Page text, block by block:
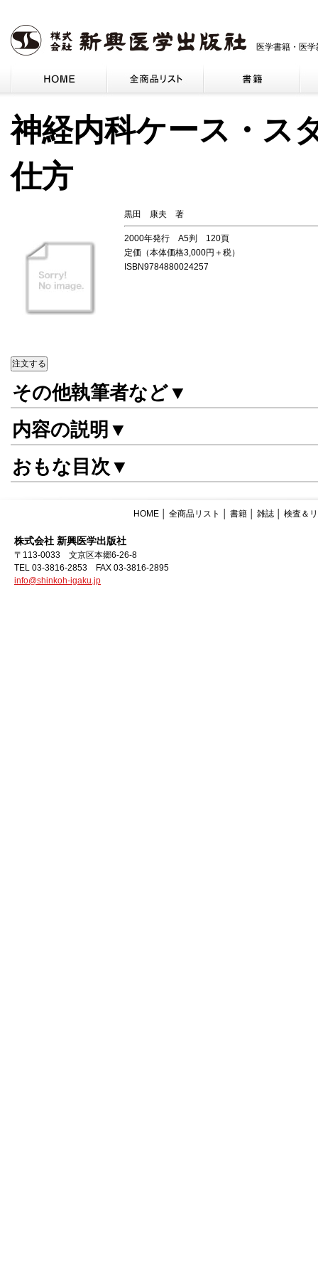
医学書籍・医
神経内科ケース・ス
仕方
黒田 康夫 著
2000年発行 A5判 120頁
定価（本体価格3,000円＋税）
ISBN9784880024257
その他執筆者など▼
内容の説明▼
おもな目次▼
HOME 全商品リスト 書籍 雑誌 検査＆
株式会社 新興医学出版社
〒113-0033 文京区本郷6-26-8
TEL 03-3816-2853 FAX 03-3816-2895
info@shinkoh-igaku.jp